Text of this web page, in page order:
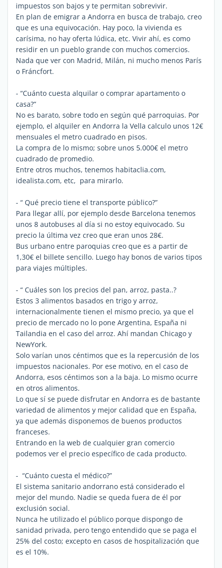
impuestos son bajos y te permitan sobrevivir.
En plan de emigrar a Andorra en busca de trabajo, creo
que es una equivocación. Hay poco, la vivienda es
carísima, no hay oferta lúdica, etc. Vivir ahí, es como
residir en un pueblo grande con muchos comercios.
Nada que ver con Madrid, Milán, ni mucho menos París
o Fráncfort.
- “Cuánto cuesta alquilar o comprar apartamento o
casa?”
No es barato, sobre todo en según qué parroquias. Por
ejemplo, el alquiler en Andorra la Vella calculo unos 12€
mensuales el metro cuadrado en pisos.
La compra de lo mismo; sobre unos 5.000€ el metro
cuadrado de promedio.
Entre otros muchos, tenemos habitaclia.com,
idealista.com, etc, para mirarlo.
- “ Qué precio tiene el transporte público?”
Para llegar allí, por ejemplo desde Barcelona tenemos
unos 8 autobuses al día si no estoy equivocado. Su
precio la última vez creo que eran unos 28€.
Bus urbano entre paroquias creo que es a partir de
1,30€ el billete sencillo. Luego hay bonos de varios tipos
para viajes múltiples.
- “ Cuáles son los precios del pan, arroz, pasta..?
Estos 3 alimentos basados en trigo y arroz,
internacionalmente tienen el mismo precio, ya que el
precio de mercado no lo pone Argentina, España ni
Tailandia en el caso del arroz. Ahí mandan Chicago y
NewYork.
Solo varían unos céntimos que es la repercusión de los
impuestos nacionales. Por ese motivo, en el caso de
Andorra, esos céntimos son a la baja. Lo mismo ocurre
en otros alimentos.
Lo que sí se puede disfrutar en Andorra es de bastante
variedad de alimentos y mejor calidad que en España,
ya que además disponemos de buenos productos
franceses.
Entrando en la web de cualquier gran comercio
podemos ver el precio específico de cada producto.
- “Cuánto cuesta el médico?”
El sistema sanitario andorrano está considerado el
mejor del mundo. Nadie se queda fuera de él por
exclusión social.
Nunca he utilizado el público porque dispongo de
sanidad privada, pero tengo entendido que se paga el
25% del costo; excepto en casos de hospitalización que
es el 10%.